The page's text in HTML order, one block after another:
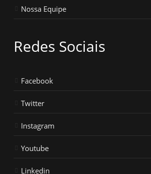
Nossa Equipe
Redes Sociais
Facebook
Twitter
Instagram
Youtube
Linkedin